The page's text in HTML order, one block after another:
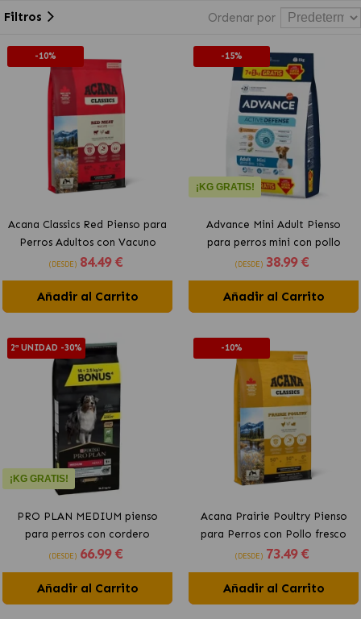
Ordenar por
Filtros
-10%
Acana Classics Red Pienso para
Perros Adultos con Vacuno
(DESDE) 84.49 €
Añadir al Carrito
-15%
¡KG GRATIS!
Advance Mini Adult Pienso
para perros mini con pollo
(DESDE) 38.99 €
Añadir al Carrito
2ª UNIDAD -30%
¡KG GRATIS!
PRO PLAN MEDIUM pienso
para perros con cordero
(DESDE) 66.99 €
Añadir al Carrito
-10%
Acana Prairie Poultry Pienso
para Perros con Pollo fresco
(DESDE) 73.49 €
Añadir al Carrito